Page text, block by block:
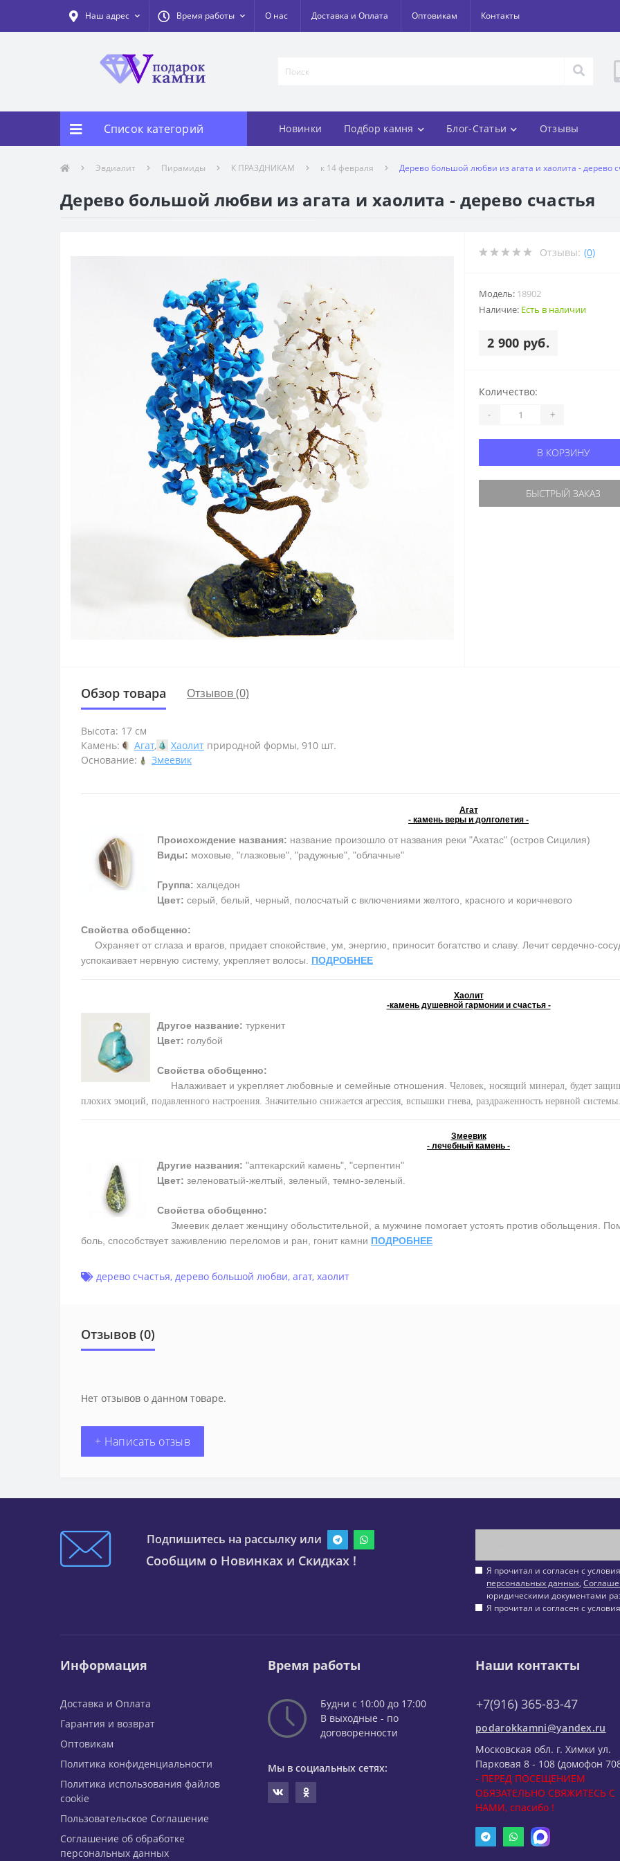
Наш адрес Время работы О нас Доставка и Оплата Оптовикам Контакты
Список категорий Новинки Подбор камня Блог-Статьи Отзывы
Эвдиалит Пирамиды К ПРАЗДНИКАМ к 14 февраля Дерево большой любви из агата и хаолита - дерево
Дерево большой любви из агата и хаолита - дерево счастья
Отзывы: (0)
Модель: 18902
Наличие: Есть в наличии
2 900 руб.
Количество:
- +
В КОРЗИНУ
БЫСТРЫЙ ЗАКАЗ
Обзор товара Отзывов (0)
Высота: 17 см
Камень:
Агат, Хаолит природной формы, 910 шт.
Основание:
Змеевик
Агат
- камень веры и долголетия -
Происхождение названия: название произошло от названия реки "Ахатас" (остров Сицилия)
Виды: моховые, "глазковые", "радужные", "облачные"
Группа: халцедон
Цвет: серый, белый, черный, полосчатый с включениями желтого, красного и коричневого
Свойства обобщенно:
Охраняет от сглаза и врагов, придает спокойствие, ум, энергию, приносит богатство и славу. Лечит сердечно-
успокаивает нервную систему, укрепляет волосы. ПОДРОБНЕЕ
Хаолит
-камень душевной гармонии и счастья -
Другое название: туркенит
Цвет: голубой
Свойства обобщенно:
Налаживает и укрепляет любовные и семейные отношения. Человек, носящий минерал, будет
плохих эмоций, подавленного настроения. Значительно снижается агрессия, вспышки гнева, раздраженность нервной
Змеевик
- лечебный камень -
Другие названия: "аптекарский камень", "серпентин"
Цвет: зеленоватый-желтый, зеленый, темно-зеленый.
Свойства обобщенно:
Змеевик делает женщину обольстительной, а мужчине помогает устоять против обольщения.
боль, способствует заживлению переломов и ран, гонит камни ПОДРОБНЕЕ
дерево счастья, дерево большой любви, агат, хаолит
Отзывов (0)
Нет отзывов о данном товаре.
+ Написать отзыв
Подпишитесь на рассылку или
Сообщим о Новинках и Скидках !
Я прочитал и согласен с
персональных данных,
юридическими документами
Я прочитал и согласен с
Информация
Доставка и Оплата
Гарантия и возврат
Оптовикам
Политика конфиденциальности
Политика использования файлов
cookie
Пользовательское Соглашение
Соглашение об обработке
персональных данных
Время работы
Будни с 10:00 до 17:00
В выходные - по
договоренности
Мы в социальных сетях:
Наши контакты
+7(916) 365-83-47
podarokkamni@yandex.ru
Московская обл. г. Химки ул.
Парковая 8 - 108 (домофон
- ПЕРЕД ПОСЕЩЕНИЕМ
ОБЯЗАТЕЛЬНО СВЯЖИТЕСЬ С
НАМИ, спасибо !